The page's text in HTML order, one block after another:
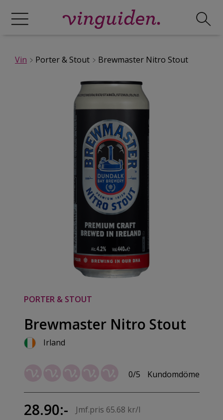
Vin Porter & Stout Brewmaster Nitro Stout
PORTER & STOUT
Brewmaster Nitro Stout
Irland
0/5 Kundomdöme
28.90:- Jmf.pris 65.68 kr/l